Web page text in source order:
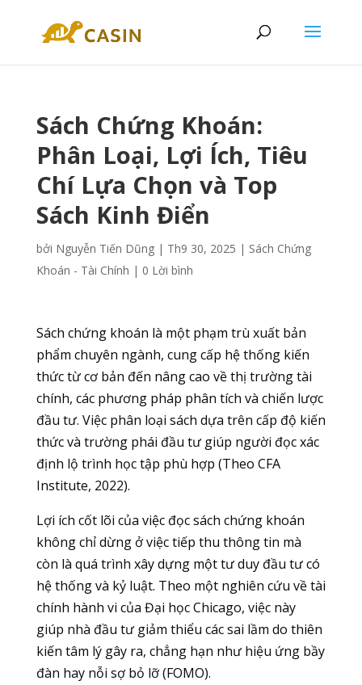
Sách Chứng Khoán:
Phân Loại, Lợi Ích, Tiêu
Chí Lựa Chọn và Top
Sách Kinh Điển
bởi Nguyễn Tiến Dũng| Th9 30, 2025 | Sách Chứng
Khoán - Tài Chính | 0 Lời bình
Sách chứng khoán là một phạm trù xuất bản
phẩm chuyên ngành, cung cấp hệ thống kiến
thức từ cơ bản đến nâng cao về thị trường tài
chính, các phương pháp phân tích và chiến lược
đầu tư. Việc phân loại sách dựa trên cấp độ kiến
thức và trường phái đầu tư giúp người đọc xác
định lộ trình học tập phù hợp (Theo CFA
Institute, 2022).
Lợi ích cốt lõi của việc đọc sách chứng khoán
không chỉ dừng ở việc tiếp thu thông tin mà
còn là quá trình xây dựng một tư duy đầu tư có
hệ thống và kỷ luật. Theo một nghiên cứu về tài
chính hành vi của Đại học Chicago, việc này
giúp nhà đầu tư giảm thiểu các sai lầm do thiên
kiến tâm lý gây ra, chẳng hạn như hiệu ứng bầy
đàn hay nỗi sợ bỏ lỡ (FOMO).